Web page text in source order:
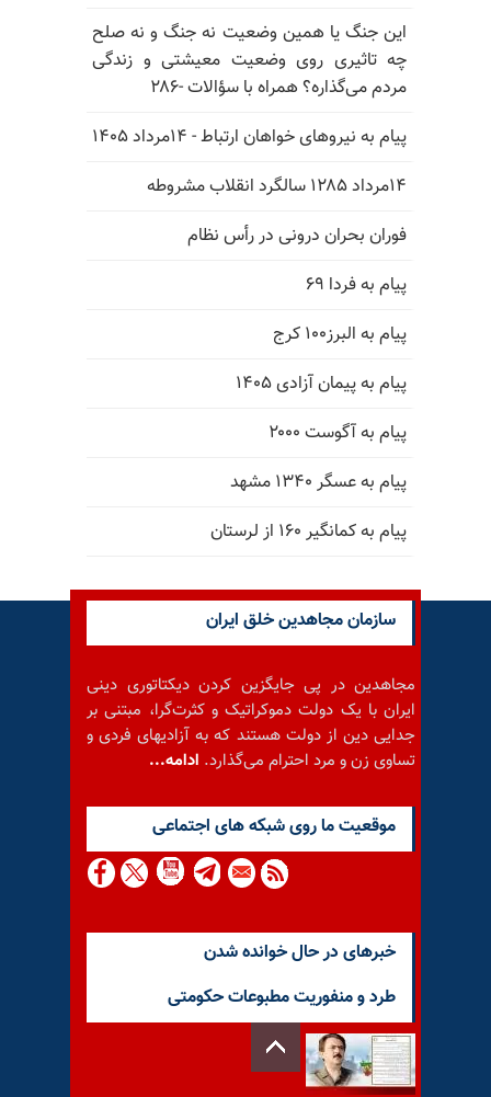
این جنگ یا همین وضعیت نه جنگ و نه صلح
چه تاثیری روی وضعیت معیشتی و زندگی
مردم می‌گذاره؟ همراه با سؤالات -۲۸۶
پیام به نیروهای خواهان ارتباط - ۱۴مرداد ۱۴۰۵
۱۴مرداد ۱۲۸۵ سالگرد انقلاب مشروطه
فوران بحران درونی در رأس نظام
پیام به فردا ۶۹
پیام به البرز۱۰۰ کرج
پیام به پیمان آزادی ۱۴۰۵
پیام به آگوست ۲۰۰۰
پیام به عسگر ۱۳۴۰ مشهد
پیام به کمانگیر ۱۶۰ از لرستان
سازمان مجاهدین خلق ایران
مجاهدین در پی جایگزین کردن دیکتاتوری دینی
ایران با یک دولت دموکراتیک و کثرت‌گرا، مبتنی بر
جدایی دین از دولت هستند که به آزادیهای فردی و
تساوی زن و مرد احترام می‌گذارد. ادامه...
موقعيت ما روى شبكه هاى اجتماعى
خبرهای در حال خوانده شدن
طرد و منفوریت مطبوعات حکومتی